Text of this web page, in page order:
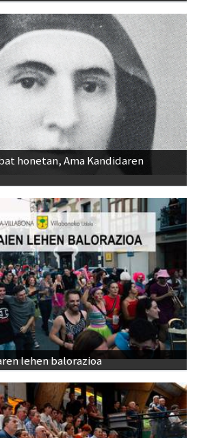
honetan, Ama Kandidaren
lehen balorazioa